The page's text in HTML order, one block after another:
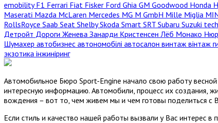
emobilityF1 Ferrari Fiat Fisker Ford Ghia GM Goodwood Honda
Maserati Mazda McLaren Mercedes MG M GmbH Mille Miglia
RollsRoyce Saab Seat ShelbySkoda Smart SRT Subaru Suzuki
Детройт Дороги Женева Занарди Кристенсен Лёб Монако
Шумахер автобизнес автономобілі автосалон винтаж вінтаж
экзотика інжиніринг
Автомобильное Бюро Sport-Engine начало свою работу
интересную информацию. Автомобили, процесс их создания,
вождения – вот то, чем живем мы и чем готовы поделиться с
Если стиль и качество нашей работы вызвали у Вас интерес в